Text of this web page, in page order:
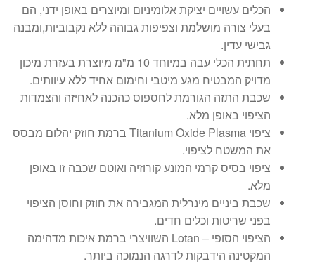
הכלים עשויים יציקת אלומיניום ומיוצרים באופן ידני, הם
בעלי צורה מושלמת וצפיפות גבוהה ללא נקבוביות,ומבנה
גבישי עדין.
תחתית הכלי עבה במיוחד 10 מ"מ מיוצרת בעזרת מיכון
מדויק המבטיח מגע מיטבי וחימום אחיד ללא עיוותים.
שכבת התזה הגורמת לחספוס כהכנה לאחיזה והצמדות
הציפוי באופן מלא.
ציפוי Titanium Oxide Plasma ברמת חוזק יהלום מבסס
את המשטח לציפוי.
ציפוי בסיס קרמי המונע קורוזיה ואוטם שכבה זו באופן
מלא.
שכבת ביניים מינרלית המגבירה את חוזק וחוסן הציפוי
בפני שריטות וכלים חדים.
הציפוי הסופי – Lotan השוויצרי ברמת איכות מדהימה
המקטינה הידבקות לדרגה הנמוכה ביותר.